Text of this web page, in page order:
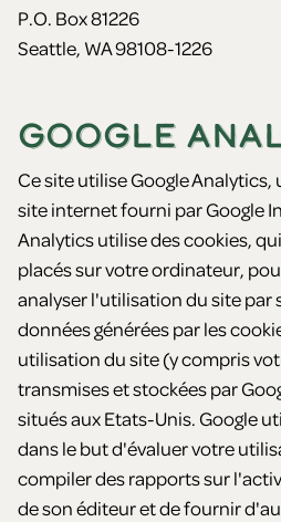
P.O. Box 81226
Seattle, WA 98108-1226
GOOGLE
Ce site utilise Google Analytics,
site internet fourni par Google
Analytics utilise des cookies,
placés sur votre ordinateur,
analyser l'utilisation du site par
données générées par les
utilisation du site (y compris
transmises et stockées par
situés aux Etats-Unis. Google
dans le but d'évaluer votre
compiler des rapports sur
de son éditeur et de fournir